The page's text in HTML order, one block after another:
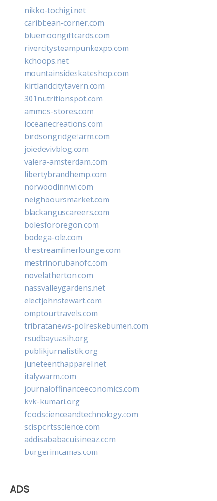
nikko-tochigi.net
caribbean-corner.com
bluemoongiftcards.com
rivercitysteampunkexpo.com
kchoops.net
mountainsideskateshop.com
kirtlandcitytavern.com
301nutritionspot.com
ammos-stores.com
loceanecreations.com
birdsongridgefarm.com
joiedevivblog.com
valera-amsterdam.com
libertybrandhemp.com
norwoodinnwi.com
neighboursmarket.com
blackanguscareers.com
bolesfororegon.com
bodega-ole.com
thestreamlinerlounge.com
mestrinorubanofc.com
novelatherton.com
nassvalleygardens.net
electjohnstewart.com
omptourtravels.com
tribratanews-polreskebumen.com
rsudbayuasih.org
publikjurnalistik.org
juneteenthapparel.net
italywarm.com
journaloffinanceeconomics.com
kvk-kumari.org
foodscienceandtechnology.com
scisportsscience.com
addisababacuisineaz.com
burgerimcamas.com
ADS